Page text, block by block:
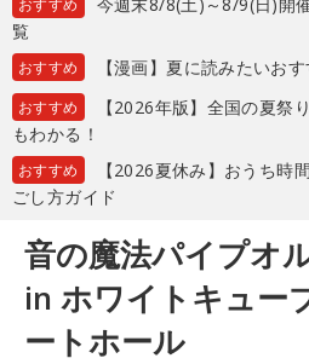
覧
おすすめ 【漫画】夏に読みたいお
おすすめ
【2026年版】全国の夏祭
もわかる！
おすすめ
【2026夏休み】おうち時
ごし方ガイド
音の魔法パイプオ
in ホワイトキュー
ートホール